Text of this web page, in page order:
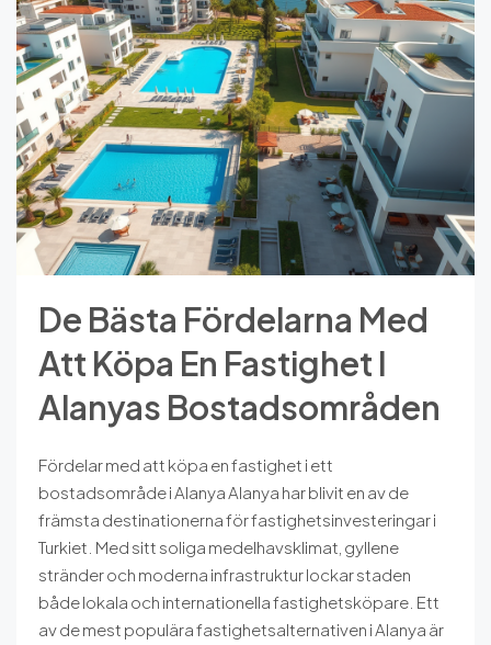
De Bästa Fördelarna Med
Att Köpa En Fastighet I
Alanyas Bostadsområden
Fördelar med att köpa en fastighet i ett
bostadsområde i Alanya Alanya har blivit en av de
främsta destinationerna för fastighetsinvesteringar i
Turkiet. Med sitt soliga medelhavsklimat, gyllene
stränder och moderna infrastruktur lockar staden
både lokala och internationella fastighetsköpare. Ett
av de mest populära fastighetsalternativen i Alanya är